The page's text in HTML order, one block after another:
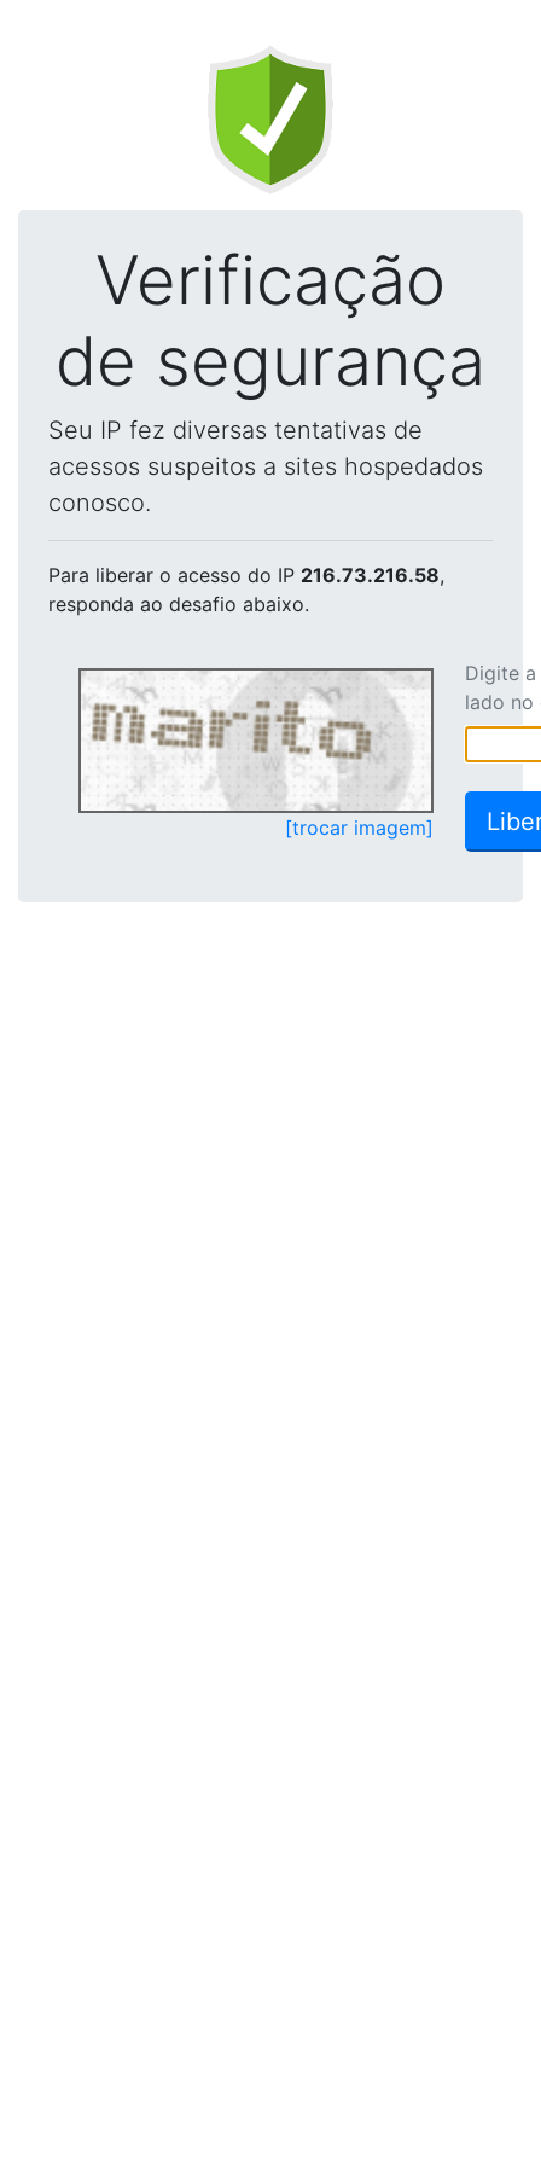
Verificação
de segurança
Seu IP fez diversas tentativas de
acessos suspeitos a sites hospedados
conosco.
Para liberar o acesso do IP 216.73.216.58,
responda ao desafio abaixo.
[trocar imagem]
Digite
lado no